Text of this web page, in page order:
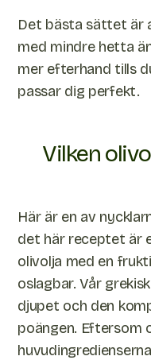
Det bästa sättet är
med mindre hetta
mer efterhand tills
passar dig perfekt.
Vilken
Här är en av
det här receptet är
olivolja med en
oslagbar. Vår
djupet och den
poängen. Eftersom